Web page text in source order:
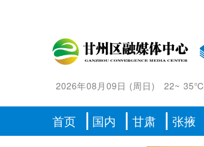
2026年08月09日 (周日) 22~ 35℃
首页 国内 甘肃 张掖